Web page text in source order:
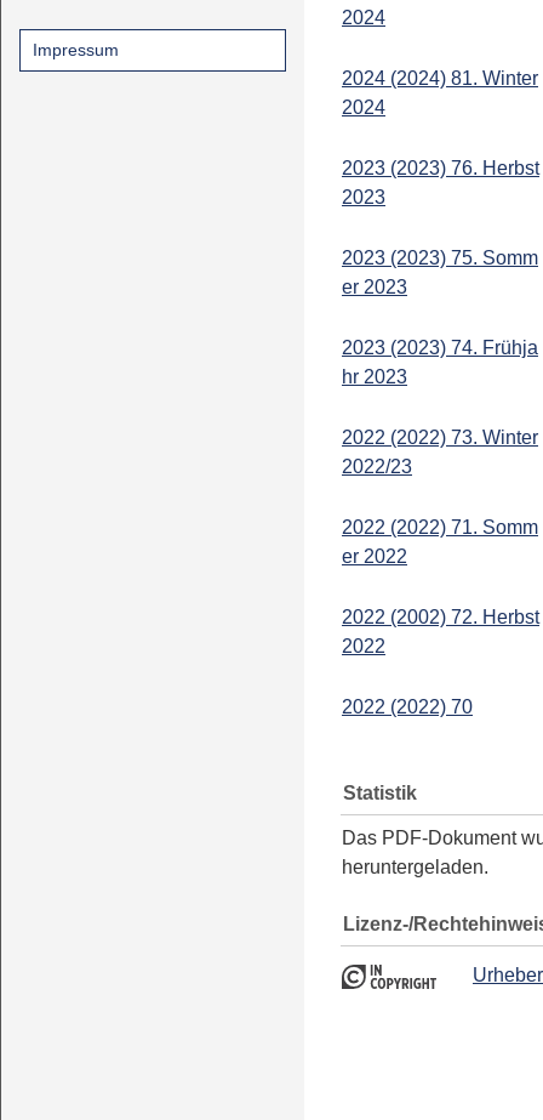
Impressum
2024
2024 (2024) 81. Winter
2024
2023 (2023) 76. Herbst
2023
2023 (2023) 75. Somm
er 2023
2023 (2023) 74. Frühja
hr 2023
2022 (2022) 73. Winter
2022/23
2022 (2022) 71. Somm
er 2022
2022 (2002) 72. Herbst
2022
2022 (2022) 70
Statistik
Das PDF-Dokument
heruntergeladen.
Lizenz-/